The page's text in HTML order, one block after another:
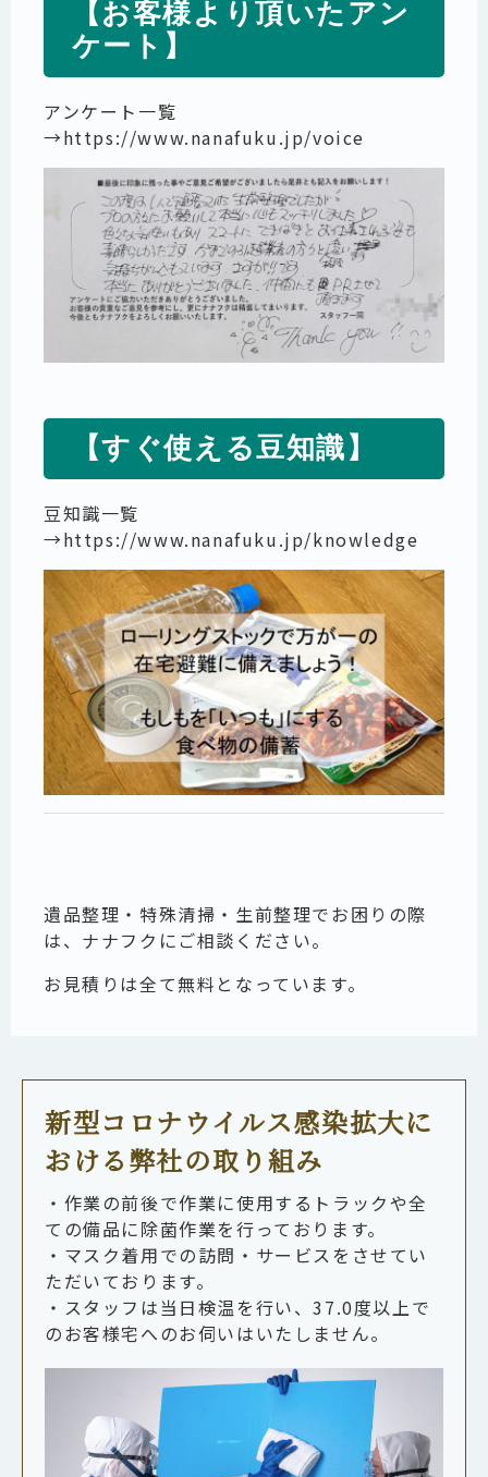
【お客様より頂いたアン
ケート】
アンケート一覧
→https://www.nanafuku.jp/voice
【すぐ使える豆知識】
豆知識一覧
→https://www.nanafuku.jp/knowledge
遺品整理・特殊清掃・生前整理でお困りの際
は、ナナフクにご相談ください。
お見積りは全て無料となっています。
新型コロナウイルス感染拡大に
おける弊社の取り組み
・作業の前後で作業に使用するトラックや全
ての備品に除菌作業を行っております。
・マスク着用での訪問・サービスをさせてい
ただいております。
・スタッフは当日検温を行い、37.0度以上で
のお客様宅へのお伺いはいたしません。